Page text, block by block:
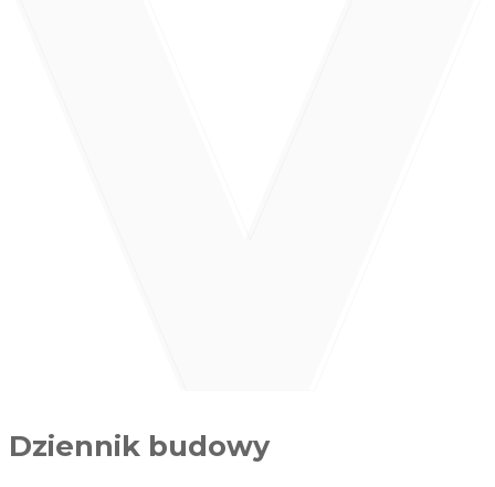
Dziennik budowy